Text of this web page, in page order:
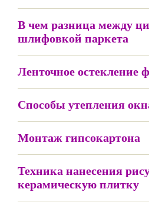
В чем разница между
шлифовкой паркета
Ленточное остекление
Способы утепления
Монтаж гипсокартона
Техника нанесения
керамическую плитку